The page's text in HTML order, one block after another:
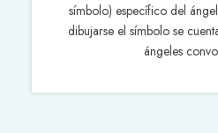
símbolo) específico del
dibujarse el símbolo se
ángeles